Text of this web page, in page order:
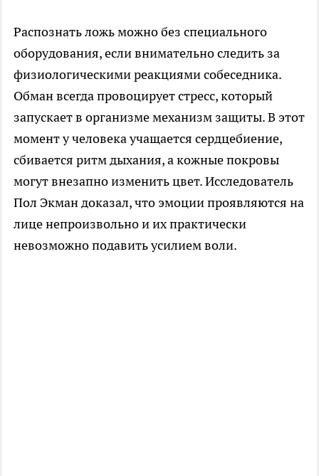
Распознать ложь можно без специального
оборудования, если внимательно следить за
физиологическими реакциями собеседника.
Обман всегда провоцирует стресс, который
запускает в организме механизм защиты. В этот
момент у человека учащается сердцебиение,
сбивается ритм дыхания, а кожные покровы
могут внезапно изменить цвет. Исследователь
Пол Экман доказал, что эмоции проявляются на
лице непроизвольно и их практически
невозможно подавить усилием воли.